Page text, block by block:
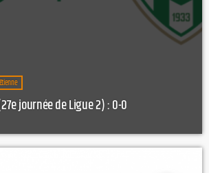
journée de Ligue 2) : 0-0